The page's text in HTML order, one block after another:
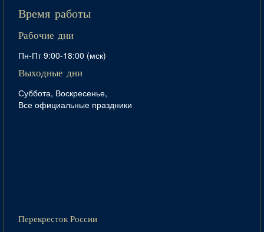
Время работы
Рабочие дни
Пн-Пт 9:00-18:00 (мск)
Выходные дни
Суббота, Воскресенье,
Все официальные праздники
Перекресток России